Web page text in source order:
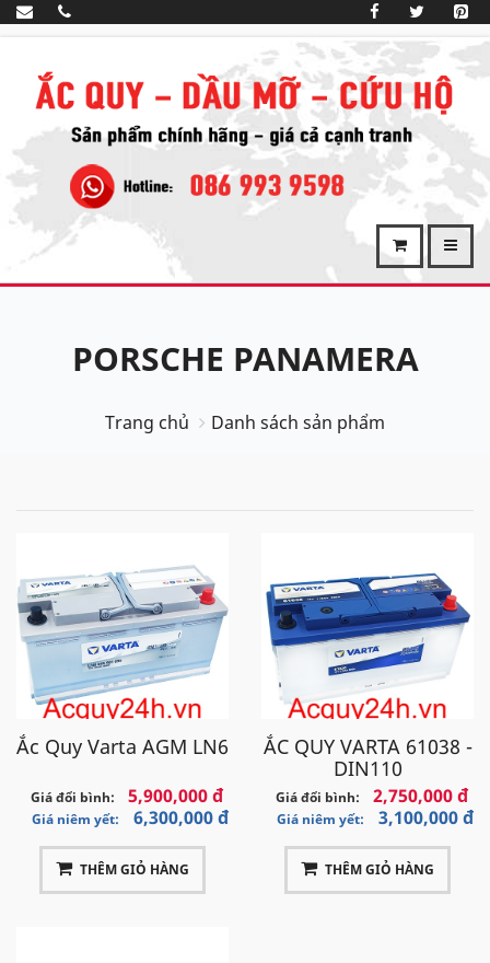
PORSCHE PANAMERA
Trang chủ Danh sách sản phẩm
Ắc Quy Varta AGM LN6
Giá đổi bình: 5,900,000 đ
Giá niêm yết: 6,300,000 đ
THÊM GIỎ HÀNG
ẮC QUY VARTA 61038 -
DIN110
Giá đổi bình: 2,750,000 đ
Giá niêm yết: 3,100,000 đ
THÊM GIỎ HÀNG